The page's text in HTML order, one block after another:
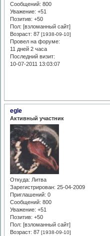
Сообщений: 800
Уважение: +51
Позитив: +50
Пол: [взломанный сайт]
Возраст: 87[1938-09-10]
Провел на форуме:
11 дней 2 часа
Последний визит:
10-07-2011 13:03:07
egle
Активный участник
Откуда: Литва
Зарегистрирован: 25-04-2009
Приглашений: 0
Сообщений: 800
Уважение: +51
Позитив: +50
Пол: [взломанный сайт]
Возраст: 87[1938-09-10]